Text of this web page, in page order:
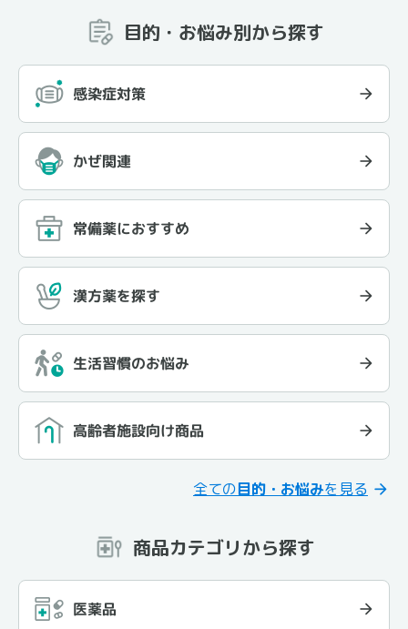
目的・お悩み別から探す
感染症対策
かぜ関連
常備薬におすすめ
漢方薬を探す
生活習慣のお悩み
高齢者施設向け商品
全ての目的・お悩みを見る
商品カテゴリから探す
医薬品